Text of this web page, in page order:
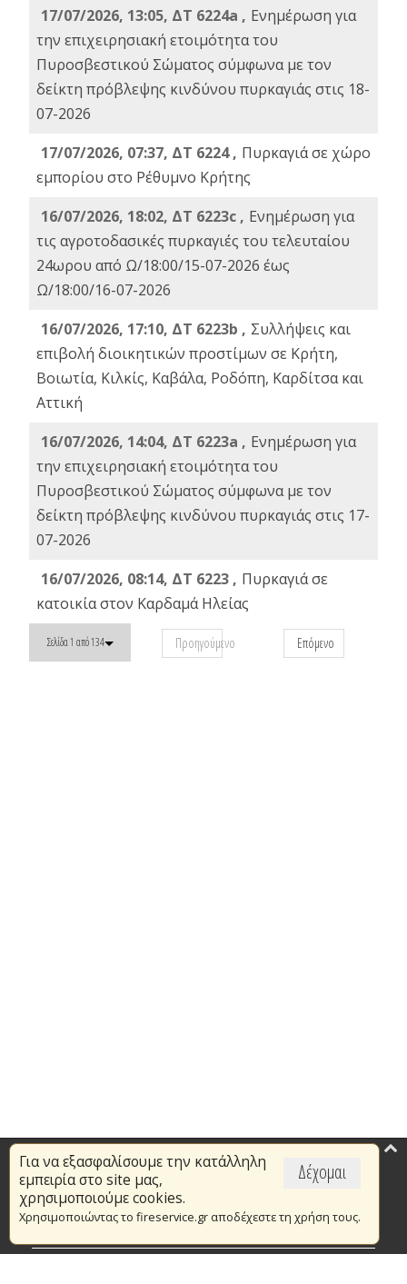
17/07/2026, 13:05, ΔΤ 6224a , Ενημέρωση για
την επιχειρησιακή ετοιμότητα του
Πυροσβεστικού Σώματος σύμφωνα με τον
δείκτη πρόβλεψης κινδύνου πυρκαγιάς στις 18-
07-2026
17/07/2026, 07:37, ΔΤ 6224 , Πυρκαγιά σε χώρο
εμπορίου στο Ρέθυμνο Κρήτης
16/07/2026, 18:02, ΔΤ 6223c , Ενημέρωση για
τις αγροτοδασικές πυρκαγιές του τελευταίου
24ωρου από Ω/18:00/15-07-2026 έως
Ω/18:00/16-07-2026
16/07/2026, 17:10, ΔΤ 6223b , Συλλήψεις και
επιβολή διοικητικών προστίμων σε Κρήτη,
Βοιωτία, Κιλκίς, Καβάλα, Ροδόπη, Καρδίτσα και
Αττική
16/07/2026, 14:04, ΔΤ 6223a , Ενημέρωση για
την επιχειρησιακή ετοιμότητα του
Πυροσβεστικού Σώματος σύμφωνα με τον
δείκτη πρόβλεψης κινδύνου πυρκαγιάς στις 17-
07-2026
16/07/2026, 08:14, ΔΤ 6223 , Πυρκαγιά σε
κατοικία στον Καρδαμά Ηλείας
Σελίδα 1 από 134 Προηγούμενο Επόμενο
Δέχομαι
Για να εξασφαλίσουμε την κατάλληλη
εμπειρία στο site μας,
χρησιμοποιούμε cookies.
Χρησιμοποιώντας το fireservice.gr αποδέχεστε τη χρήση τους.
Επικαιρότητα
Το Πυροσβεστικό Σώμα